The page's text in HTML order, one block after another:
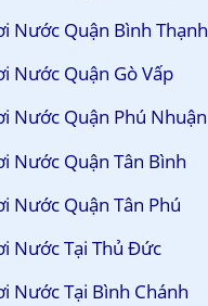
Nước Quận Bình Thạnh
Nước Quận Gò Vấp
Nước Quận Phú Nhuận
Nước Quận Tân Bình
Nước Quận Tân Phú
Nước Tại Thủ Đức
Nước Tại Bình Chánh